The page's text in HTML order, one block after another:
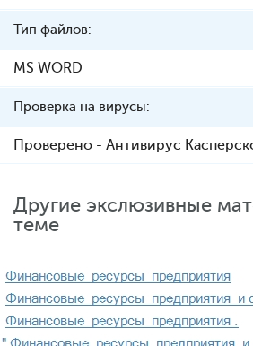
Тип файлов:
MS WORD
Проверка на вирусы:
Проверено - Антивирус
Другие экслюзивные
теме